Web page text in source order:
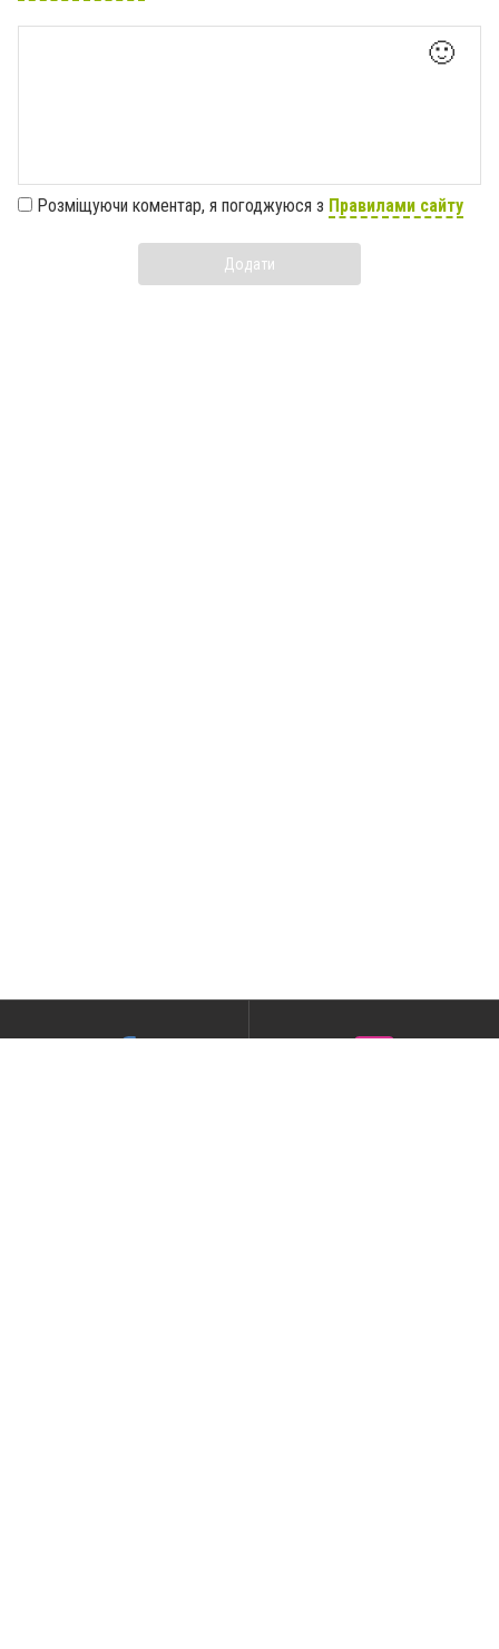
🙂
Розміщуючи коментар, я погоджуюся з Правилами сайту
Додати